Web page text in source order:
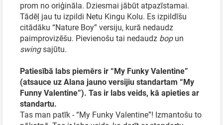
prom no oriģināla. Dziesmai jābūt atpazīstamai.
Tādēļ jau tu izpildi Netu Kingu Kolu. Es izpildīšu
citādāku “Nature Boy” versiju, kurā nedaudz
paimprovizēšu. Pievienošu tai nedaudz bopun
swingsajūtu.
Patiesībā labs piemērs ir “My Funky Valentine”
(atsauce uz Alana jauno versijiu standartam “My
Funny Valentine”). Tas ir labs veids, kā apieties ar
standartu.
Tas man patīk - “My Funky Valentine”! Izmantošu to